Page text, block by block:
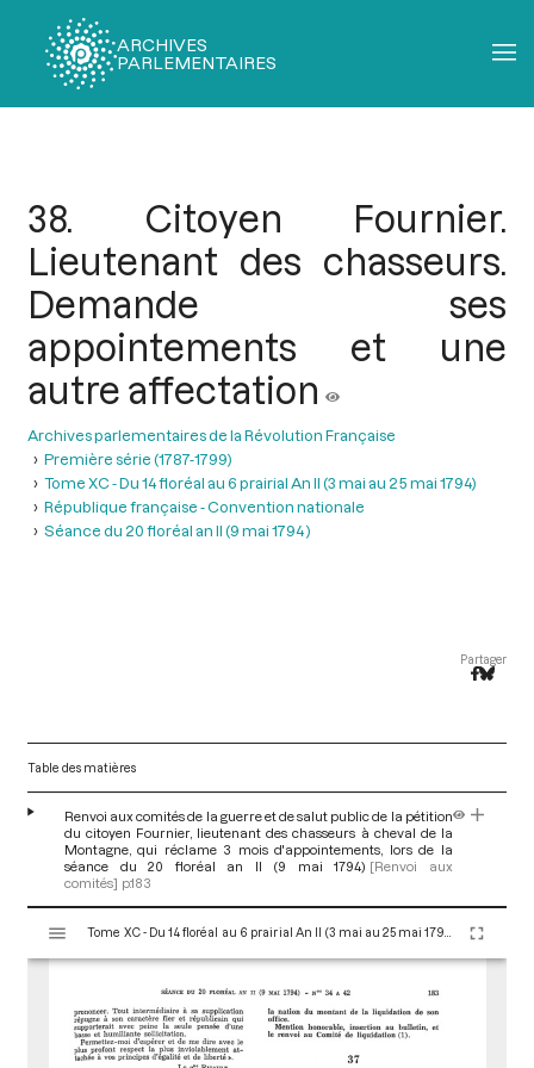
ARCHIVES
PARLEMENTAIRES
38. Citoyen Fournier.
Lieutenant des chasseurs.
Demande ses
appointements et une
autre affectation
Archives parlementaires de la Révolution Française
Première série (1787-1799)
Tome XC - Du 14 floréal au 6 prairial An II (3 mai au 25 mai 1794)
République française - Convention nationale
Séance du 20 floréal an II (9 mai 1794 )
Partager
Table des matières
Renvoi aux comités de la guerre et de salut public de la pétition
du citoyen Fournier, lieutenant des chasseurs à cheval de la
Montagne, qui réclame 3 mois d'appointements, lors de la
séance du 20 floréal an II (9 mai 1794) [Renvoi aux
comités] p.183
s